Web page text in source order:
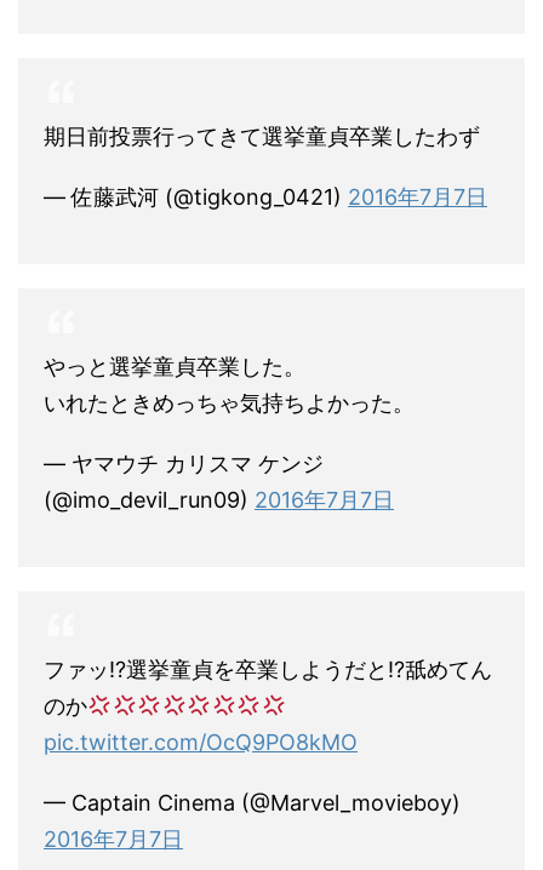
期日前投票行ってきて選挙童貞卒業したわず
— 佐藤武河 (@tigkong_0421) 2016年7月7日
やっと選挙童貞卒業した。
いれたときめっちゃ気持ちよかった。
— ヤマウチ カリスマ ケンジ
(@imo_devil_run09) 2016年7月7日
ファッ!?選挙童貞を卒業しようだと!?舐めてん
のか
pic.twitter.com/OcQ9PO8kMO
— Captain Cinema (@Marvel_movieboy)
2016年7月7日